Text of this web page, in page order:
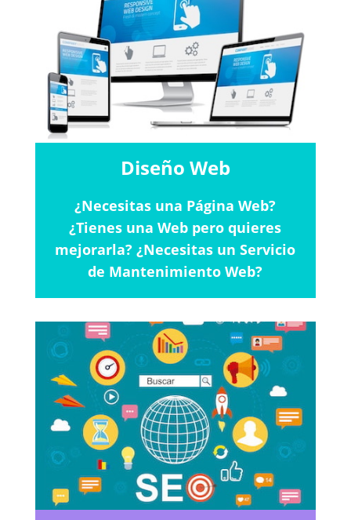
Diseño Web
¿Necesitas una Página Web?
¿Tienes una Web pero quieres
mejorarla? ¿Necesitas un Servicio
de Mantenimiento Web?